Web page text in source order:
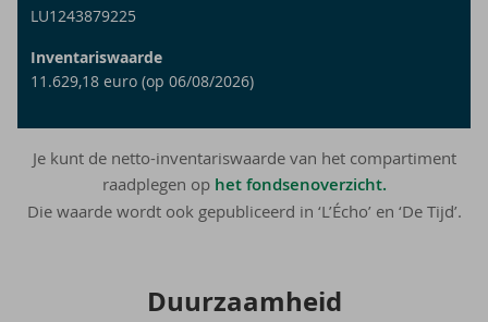
LU1243879225
Inventariswaarde
11.629,18 euro (op 06/08/2026)
Je kunt de netto-inventariswaarde van het compartiment
raadplegen op het fondsenoverzicht.
Die waarde wordt ook gepubliceerd in ‘L’Écho’ en ‘De Tijd’.
Duur­zaam­heid